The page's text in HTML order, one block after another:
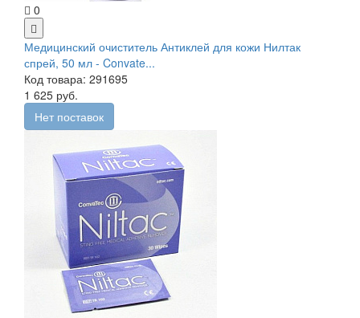
0
Медицинский очиститель Антиклей для кожи Нилтак
спрей, 50 мл - Convate...
Код товара: 291695
1 625 руб.
Нет поставок